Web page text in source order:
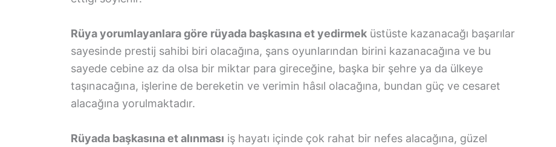
Rüya yorumlayanlara göre rüyada başkasına et yedirmek üstüste kazanacağı başarılar
sayesinde prestij sahibi biri olacağına, şans oyunlarından birini kazanacağına ve bu
sayede cebine az da olsa bir miktar para gireceğine, başka bir şehre ya da ülkeye
taşınacağına, işlerine de bereketin ve verimin hâsıl olacağına, bundan güç ve cesaret
alacağına yorulmaktadır.
Rüyada başkasına et alınması iş hayatı içinde çok rahat bir nefes alacağına, güzel